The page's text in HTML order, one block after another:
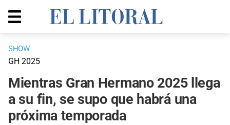
SHOW
GH 2025
Mientras Gran Hermano 2025 llega
a su fin, se supo que habrá una
próxima temporada